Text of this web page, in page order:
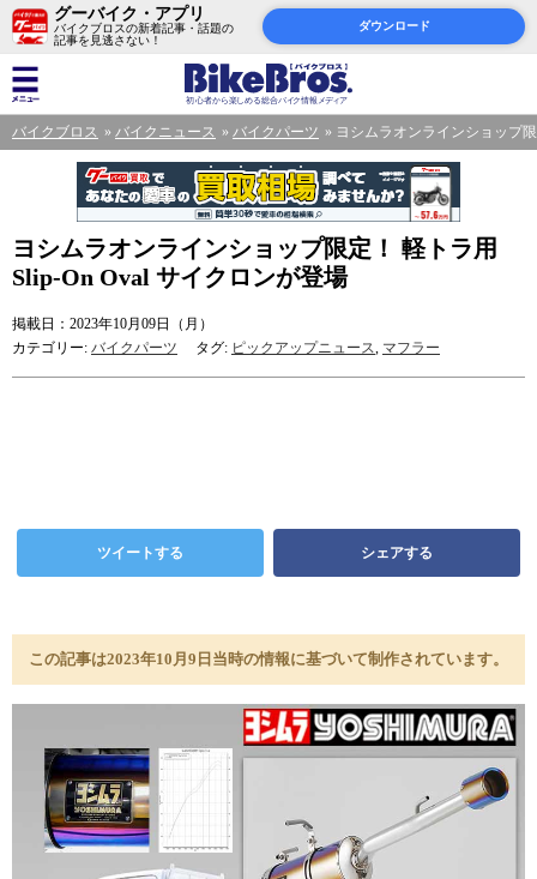
グーバイク・アプリ
バイクブロスの新着記事・話題の
記事を見逃さない！
ダウンロード
バイクブロス バイクニュース バイクパーツ ヨシムラオンラインショップ
ヨシムラオンラインショップ限定！ 軽トラ用
Slip-On Oval サイクロンが登場
掲載日：2023年10月09日（月）
カテゴリー: バイクパーツ タグ: ピックアップニュース, マフラー
ツイートする シェアする
この記事は2023年10月9日当時の情報に基づいて制作されています。